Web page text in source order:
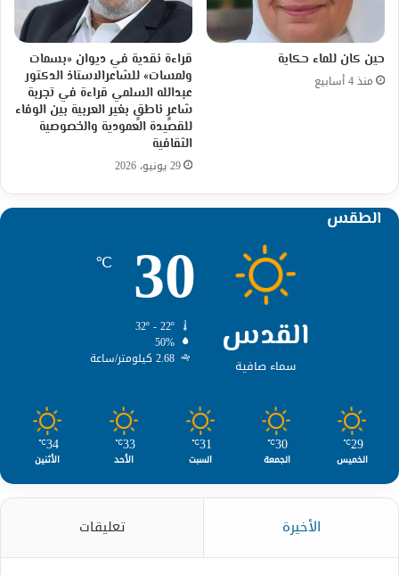
حين كان للماء حكاية
منذ 4 أسابيع
قراءة نقدية في ديوان «بسمات
ولمسات» للشاعرالاستاذ الدكتور
عبدالله السلمي قراءة في تجربة
شاعرٍ ناطقٍ بغير العربية بين الوفاء
للقصيدة العمودية والخصوصية
الثقافية
29 يونيو، 2026
الطقس
القدس
سماء صافية
30
℃
50%
2.68 كيلومتر/ساعة
29
℃
الخميس
30
℃
الجمعة
31
℃
السبت
33
℃
الأحد
34
℃
الأثنين
الأخيرة تعليقات